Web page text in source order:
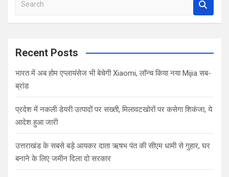
a
c
Recent Posts
भारत में अब होम एप्लायंसेज भी बेचेगी Xiaomi, लॉन्च किया नया Mijia सब-
ब्रांड
प्रदेश में नकली डेयरी उत्पादों पर सख्ती, मिलावटखोरों पर कसेगा शिकंजा, ये
आदेश हुआ जारी
उत्तराखंड के सबसे बड़े आयकर दाता ऋषभ पंत की सीएम धामी से गुहार, घर
बनाने के लिए जमीन दिला दो सरकार